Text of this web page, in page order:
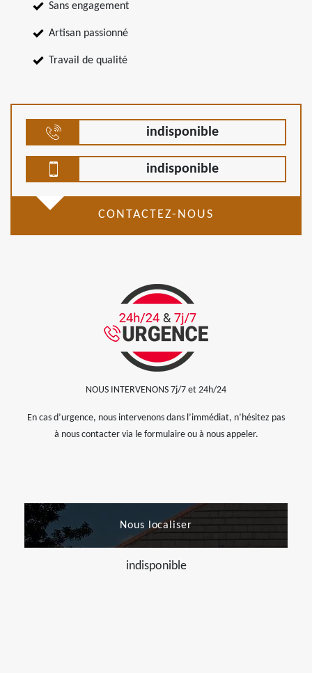
Sans engagement
Artisan passionné
Travail de qualité
indisponible
indisponible
CONTACTEZ-NOUS
NOUS INTERVENONS 7j/7 et 24h/24
En cas d’urgence, nous intervenons dans l’immédiat, n’hésitez pas
à nous contacter via le formulaire ou à nous appeler.
Nous localiser
indisponible